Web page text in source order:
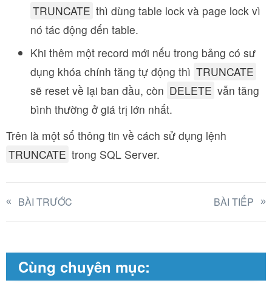
TRUNCATE thì dùng table lock và page lock vì
nó tác động đến table.
Khi thêm một record mới nếu trong bảng có sư
dụng khóa chính tăng tự động thì TRUNCATE
sẽ reset về lại ban đầu, còn DELETE vẫn tăng
bình thường ở giá trị lớn nhất.
Trên là một số thông tin về cách sử dụng lệnh
TRUNCATE trong SQL Server.
BÀI TRƯỚC BÀI TIẾP
Cùng chuyên mục: